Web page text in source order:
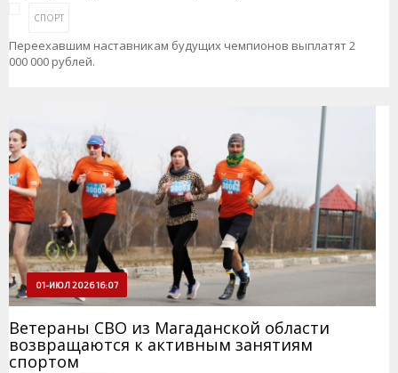
СПОРТ
Переехавшим наставникам будущих чемпионов выплатят 2
000 000 рублей.
01-ИЮЛ 2026 16:07
Ветераны СВО из Магаданской области
возвращаются к активным занятиям
спортом